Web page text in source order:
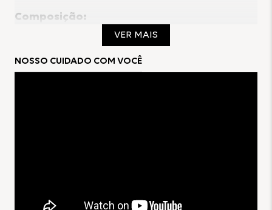
Composição:
4% Elastano
VER MAIS
NOSSO CUIDADO COM VOCÊ